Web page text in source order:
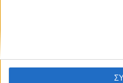
NEWSLETTER